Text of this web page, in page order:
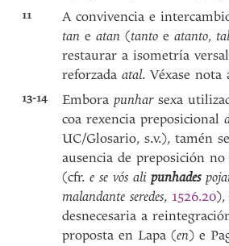
11
A convivencia e
taneatan(tanto eatanto,
restaurar a isometría
reforzadaatal. Véxase nota
13-14 Emborapunharsexa
coa rexencia preposicional
UC/Glosario, s.v.), tamén
ausencia de preposición
(cfr.e se vós alipunhades
malandante seredes, 1526.20),
desnecesaria a
proposta en Lapa (en) e